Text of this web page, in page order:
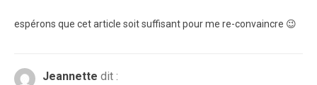
espérons que cet article soit suffisant pour me re-convaincre 😉
Jeannette dit :